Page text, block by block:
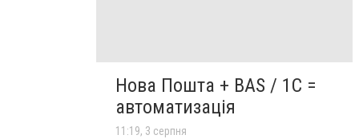
Нова Пошта + BAS / 1C =
автоматизація
11:19, 3 серпня